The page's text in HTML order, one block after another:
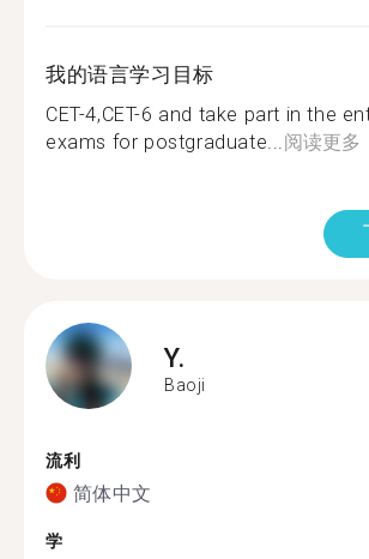
我的语言学习目标
CET-4,CET-6 and take part in the
exams for postgraduate...阅读更多
Y.
Baoji
流利
简体中文
学